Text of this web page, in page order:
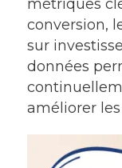
métriques
conversion,
sur
données
améliorer